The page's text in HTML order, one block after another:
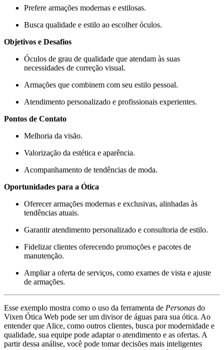
Prefere armações modernas e estilosas.
Busca qualidade e estilo ao escolher óculos.
Objetivos e Desafios
Óculos de grau de qualidade que atendam às suas
necessidades de correção visual.
Armações que combinem com seu estilo pessoal.
Atendimento personalizado e profissionais experientes.
Pontos de Contato
Melhoria da visão.
Valorização da estética e aparência.
Acompanhamento de tendências de moda.
Oportunidades para a Ótica
Oferecer armações modernas e exclusivas, alinhadas às
tendências atuais.
Garantir atendimento personalizado e consultoria de estilo.
Fidelizar clientes oferecendo promoções e pacotes de
manutenção.
Ampliar a oferta de serviços, como exames de vista e ajuste
de armações.
Esse exemplo mostra como o uso da ferramenta de Personas do
Vixen Ótica Web pode ser um divisor de águas para sua ótica. Ao
entender que Alice, como outros clientes, busca por modernidade e
qualidade, sua equipe pode adaptar o atendimento e as ofertas. A
partir dessa análise, você pode tomar decisões mais inteligentes